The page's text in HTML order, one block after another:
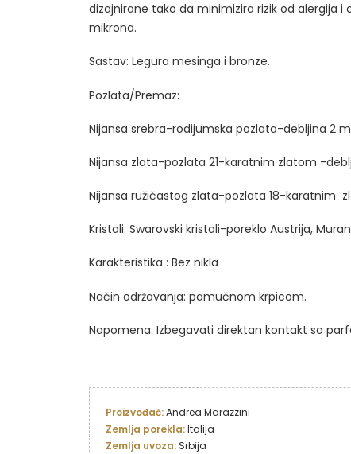
dizajnirane tako da minimizira rizik od alergija i
mikrona.
Sastav: Legura mesinga i bronze.
Pozlata/Premaz:
Nijansa srebra-rodijumska pozlata-debljina 2
Nijansa zlata-pozlata 21-karatnim zlatom -
Nijansa ružičastog zlata-pozlata 18-karatnim
Kristali: Swarovski kristali-poreklo Austrija,
Karakteristika : Bez nikla
Način održavanja: pamučnom krpicom.
Napomena: Izbegavati direktan kontakt sa
Proizvođač:
Zemlja porekla: Italija
Zemlja uvoza: